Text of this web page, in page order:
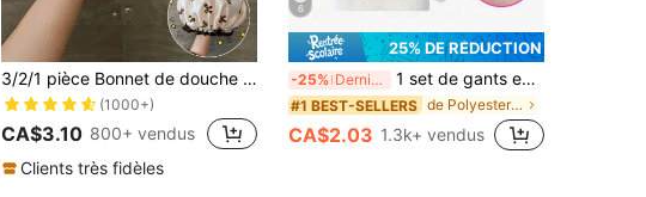
3/2/1 pièce Bonnet de douche imperméable à double couche avec nœud, bonnet de douche élastique, bonnet de cuisine anti-huile pour adultes, bonnet de séchage des cheveux pour la salle de bain, élastique et réglable, convient pour le lavage du visage, le séchage des cheveux, le maquillage, la cuisine, le shampoing, pour femmes
(1000+)
CA$3.10 800+ vendus
Clients très fidèles
6
25% DE RÉDUCTION
-25% Derniers 2 jours 1 set de gants exfoliants coréens - élimine efficacement la peau morte, convient pour le bronzage par pulvérisation ou la kératose pilaire, fabriqué à 100% en fibre de viscose
#1 BEST-SELLERS de Polyester Accessoires de douche
CA$2.03 1.3k+ vendus